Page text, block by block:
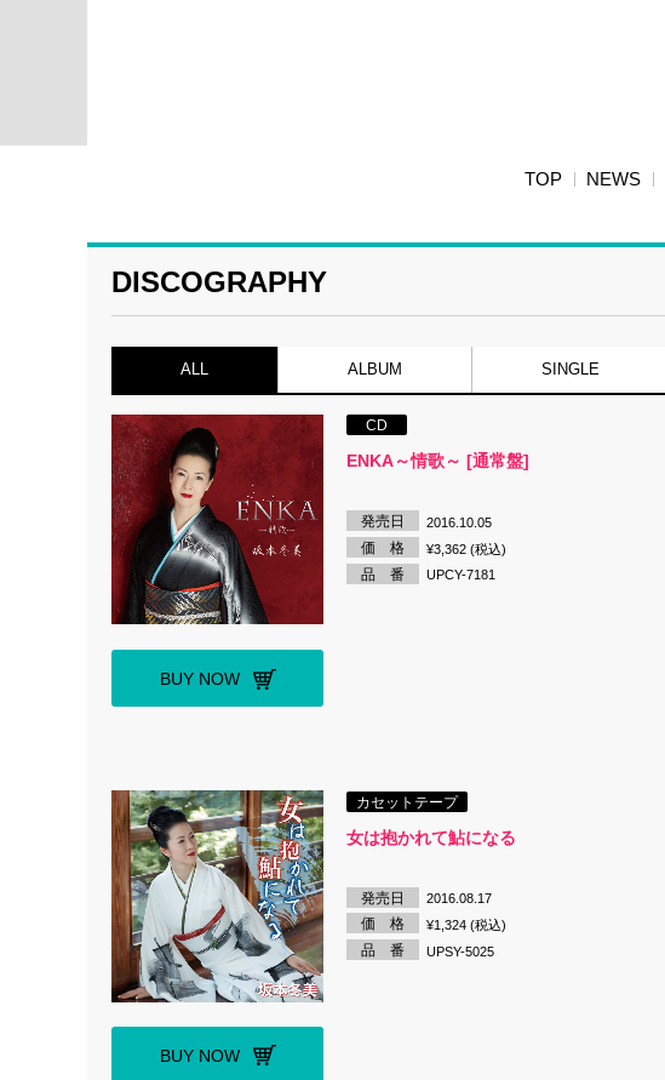
TOP NEWS
DISCOGRAPHY
ALL ALBUM SINGLE
BUY NOW
CD
ENKA～情歌～ [通常盤]
発売日 2016.10.05
価 格 ¥3,362 (税込)
品 番 UPCY-7181
BUY NOW
カセットテープ
女は抱かれて鮎になる
発売日 2016.08.17
価 格 ¥1,324 (税込)
品 番 UPSY-5025